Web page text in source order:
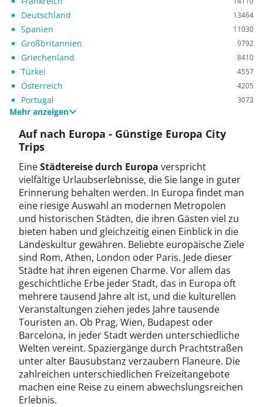
Deutschland 13464
Spanien 11030
Großbritannien 9792
Griechenland 8410
Türkei 4557
Österreich 4205
Portugal 3073
Mehr anzeigen
Auf nach Europa - Günstige Europa City
Trips
EineStädtereise durch Europa verspricht
vielfältige Urlaubserlebnisse, die Sie lange in guter
Erinnerung behalten werden. In Europa findet man
eine riesige Auswahl an modernen Metropolen
und historischen Städten, die ihren Gästen viel zu
bieten haben und gleichzeitig einen Einblick in die
Landeskultur gewähren. Beliebte europäische Ziele
sind Rom, Athen, London oder Paris. Jede dieser
Städte hat ihren eigenen Charme. Vor allem das
geschichtliche Erbe jeder Stadt, das in Europa oft
mehrere tausend Jahre alt ist, und die kulturellen
Veranstaltungen ziehen jedes Jahre tausende
Touristen an. Ob Prag, Wien, Budapest oder
Barcelona, in jeder Stadt werden unterschiedliche
Welten vereint. Spaziergänge durch Prachtstraßen
unter alter Bausubstanz verzaubern Flaneure. Die
zahlreichen unterschiedlichen Freizeitangebote
machen eine Reise zu einem abwechslungsreichen
Erlebnis.